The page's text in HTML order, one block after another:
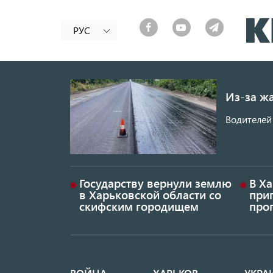
РУС
Из-за
Государству вернули землю
в Харьковской области со
скифским городищем
В